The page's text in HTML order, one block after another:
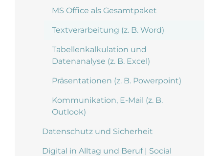
MS Office als Gesamtpaket
Textverarbeitung (z. B. Word)
Tabellenkalkulation und
Datenanalyse (z. B. Excel)
Präsentationen (z. B. Powerpoint)
Kommunikation, E-Mail (z. B.
Outlook)
Datenschutz und Sicherheit
Digital in Alltag und Beruf | Social